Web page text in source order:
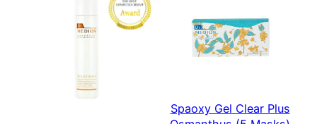
Spaoxy Gel Clear Plus